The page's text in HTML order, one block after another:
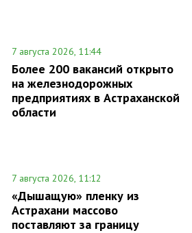
7 августа 2026, 11:44
Более 200 вакансий открыто
на железнодорожных
предприятиях в Астраханской
области
7 августа 2026, 11:12
«Дышащую» пленку из
Астрахани массово
поставляют за границу